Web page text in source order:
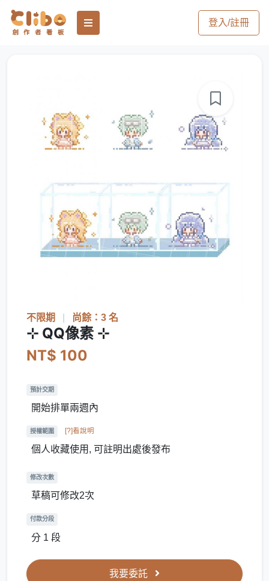
登入/註冊
不限期 尚餘：3 名
⊹ QQ像素 ⊹
NT$ 100
預計交期
開始排單兩週內
授權範圍 [?]看說明
個人收藏使用, 可註明出處後發布
修改次數
草稿可修改2次
付款分段
分 1 段
我要委託